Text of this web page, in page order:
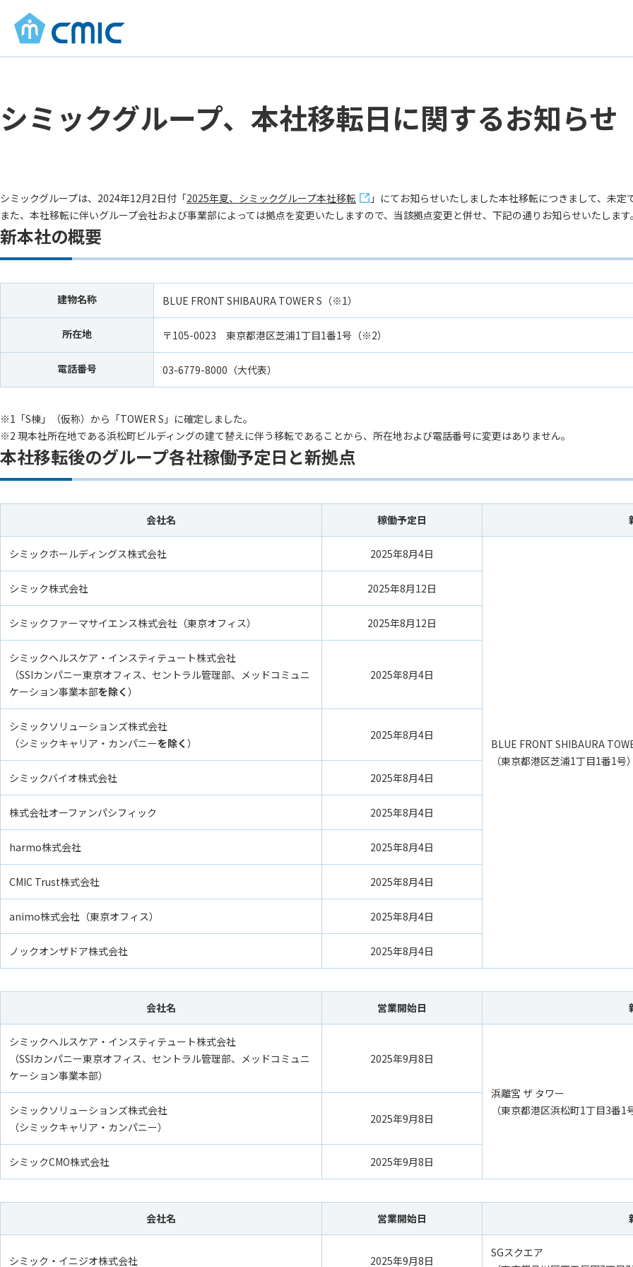
シミックグループ、本社移転日に関するお知らせ
シミックグループは、2024年12月2日付「2025年夏、シミックグループ本社移転
」にてお知らせいたしました本社移転につきまして、未
また、本社移転に伴いグループ会社および事業部によっては拠点を変更いたしますので、当該拠点変更と併せ、下記の通りお知らせいたします
新本社の概要
建物名称 BLUE FRONT SHIBAURA TOWER S（※1）
所在地 〒105-0023 東京都港区芝浦1丁目1番1号（※2）
電話番号 03-6779-8000（大代表）
※1「S棟」（仮称）から「TOWER S」に確定しました。
※2 現本社所在地である浜松町ビルディングの建て替えに伴う移転であることから、所在地および電話番号に変更はありません。
本社移転後のグループ各社稼働予定日と新拠点
会社名 稼働予定日
シミックホールディングス株式会社 2025年8月4日
BLUE FRONT SHIBAURA
（東京都港区芝浦1丁目1番1号
シミック株式会社 2025年8月12日
シミックファーマサイエンス株式会社（東京オフィス） 2025年8月12日
シミックヘルスケア・インスティテュート株式会社
（SSIカンパニー東京オフィス、セントラル管理部、メッドコミュニ
ケーション事業本部を除く）
2025年8月4日
シミックソリューションズ株式会社
（シミックキャリア・カンパニーを除く）
2025年8月4日
シミックバイオ株式会社 2025年8月4日
株式会社オーファンパシフィック 2025年8月4日
harmo株式会社 2025年8月4日
CMIC Trust株式会社 2025年8月4日
animo株式会社（東京オフィス） 2025年8月4日
ノックオンザドア株式会社 2025年8月4日
会社名 営業開始日
シミックヘルスケア・インスティテュート株式会社
（SSIカンパニー東京オフィス、セントラル管理部、メッドコミュニ
ケーション事業本部）
2025年9月8日
浜離宮 ザ タワー
（東京都港区浜松町1丁目3番1
シミックソリューションズ株式会社
（シミックキャリア・カンパニー）
2025年9月8日
シミックCMO株式会社 2025年9月8日
会社名 営業開始日
シミック・イニジオ株式会社 2025年9月8日
SGスクエア